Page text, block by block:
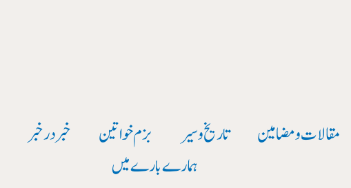
مقالات و مضامین تاریخ وسیر بزم خواتین خبر در خبر
ہمارے بارے میں